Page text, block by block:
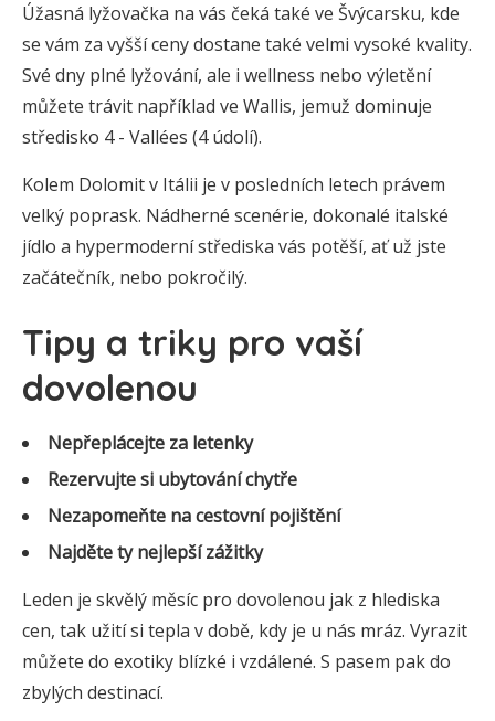
Úžasná lyžovačka na vás čeká také ve Švýcarsku, kde
se vám za vyšší ceny dostane také velmi vysoké kvality.
Své dny plné lyžování, ale i wellness nebo výletění
můžete trávit například ve Wallis, jemuž dominuje
středisko 4 - Vallées (4 údolí).
Kolem Dolomit v Itálii je v posledních letech právem
velký poprask. Nádherné scenérie, dokonalé italské
jídlo a hypermoderní střediska vás potěší, ať už jste
začátečník, nebo pokročilý.
Tipy a triky pro vaší
dovolenou
Nepřeplácejte za letenky
Rezervujte si ubytování chytře
Nezapomeňte na cestovní pojištění
Najděte ty nejlepší zážitky
Leden je skvělý měsíc pro dovolenou jak z hlediska
cen, tak užití si tepla v době, kdy je u nás mráz. Vyrazit
můžete do exotiky blízké i vzdálené. S pasem pak do
zbylých destinací.